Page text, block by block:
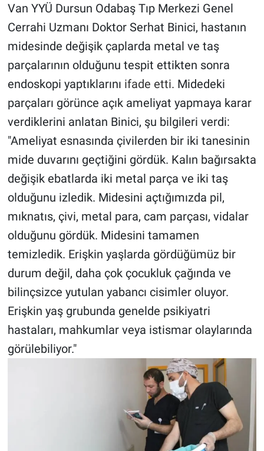
Van YYÜ Dursun Odabaş Tıp Merkezi Genel
Cerrahi Uzmanı Doktor Serhat Binici, hastanın
midesinde değişik çaplarda metal ve taş
parçalarının olduğunu tespit ettikten sonra
endoskopi yaptıklarını ifade etti. Midedeki
parçaları görünce açık ameliyat yapmaya karar
verdiklerini anlatan Binici, şu bilgileri verdi:
"Ameliyat esnasında çivilerden bir iki tanesinin
mide duvarını geçtiğini gördük. Kalın bağırsakta
değişik ebatlarda iki metal parça ve iki taş
olduğunu izledik. Midesini açtığımızda pil,
mıknatıs, çivi, metal para, cam parçası, vidalar
olduğunu gördük. Midesini tamamen
temizledik. Erişkin yaşlarda gördüğümüz bir
durum değil, daha çok çocukluk çağında ve
bilinçsizce yutulan yabancı cisimler oluyor.
Erişkin yaş grubunda genelde psikiyatri
hastaları, mahkumlar veya istismar olaylarında
görülebiliyor."
Teknoloji
Türkiye'nin Geleceği
Türkiye'nin Gündemi
Yerel Gündem
Yerel Yaşam
Canlı Yayın